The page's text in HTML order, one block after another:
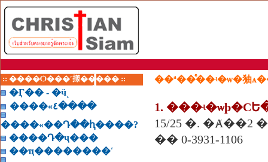
:: ����Ѻ���ʹ㨾����� ::
�Ӷ�� - �ӵͺ
����«٤����
����«��Դ��ԧ����?
����Դ�ҷ���
��ҵ��������˹
��ª��ͤ��ʵ�ѡ�㹨
15/25 �.
�� 0-3931-1106